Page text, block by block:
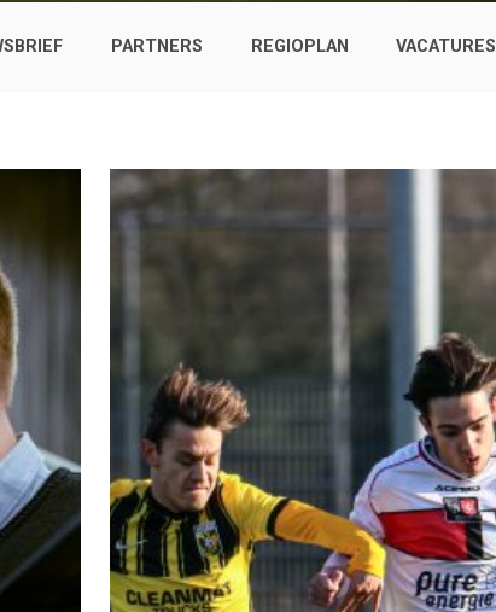
PARTNERS REGIOPLAN VACATURES